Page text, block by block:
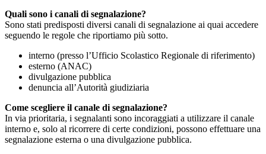
Quali sono i canali di segnalazione?
Sono stati predisposti diversi canali di segnalazione ai quai accedere
seguendo le regole che riportiamo più sotto.
interno (presso l’Ufficio Scolastico Regionale di riferimento)
esterno (ANAC)
divulgazione pubblica
denuncia all’Autorità giudiziaria
Come scegliere il canale di segnalazione?
In via prioritaria, i segnalanti sono incoraggiati a utilizzare il canale
interno e, solo al ricorrere di certe condizioni, possono effettuare una
segnalazione esterna o una divulgazione pubblica.